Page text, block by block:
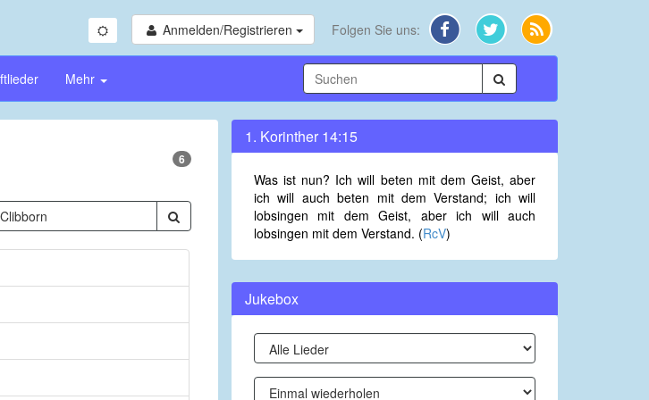
Anmelden/Registrieren Folgen Sie uns:
Mehr
6
1. Korinther 14:15
Was ist nun? Ich will beten mit dem Geist, aber
ich will auch beten mit dem Verstand; ich will
lobsingen mit dem Geist, aber ich will auch
lobsingen mit dem Verstand. (RcV)
Jukebox